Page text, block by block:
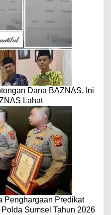
Dana BAZNAS, Ini
Lahat
Penghargaan Predikat
Sumsel Tahun 2026